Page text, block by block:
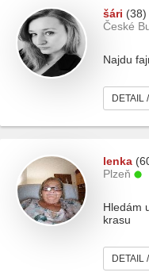
šári (38)
České
Najdu
DETAIL
lenka
Plzeň
Hledám
krasu
DETAIL